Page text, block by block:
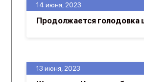
13 июня, 2023
14 июня, 2023
Продолжается голодовка